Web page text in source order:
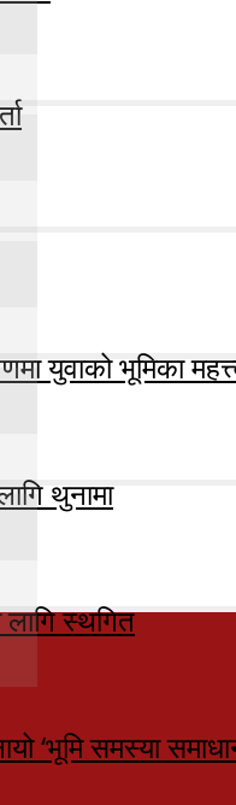
युवाको भूमिका
थुनामा
स्थगित
‘भूमि समस्या